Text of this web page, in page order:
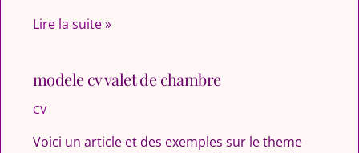
Lire la suite »
modele cv valet de chambre
CV
Voici un article et des exemples sur le theme